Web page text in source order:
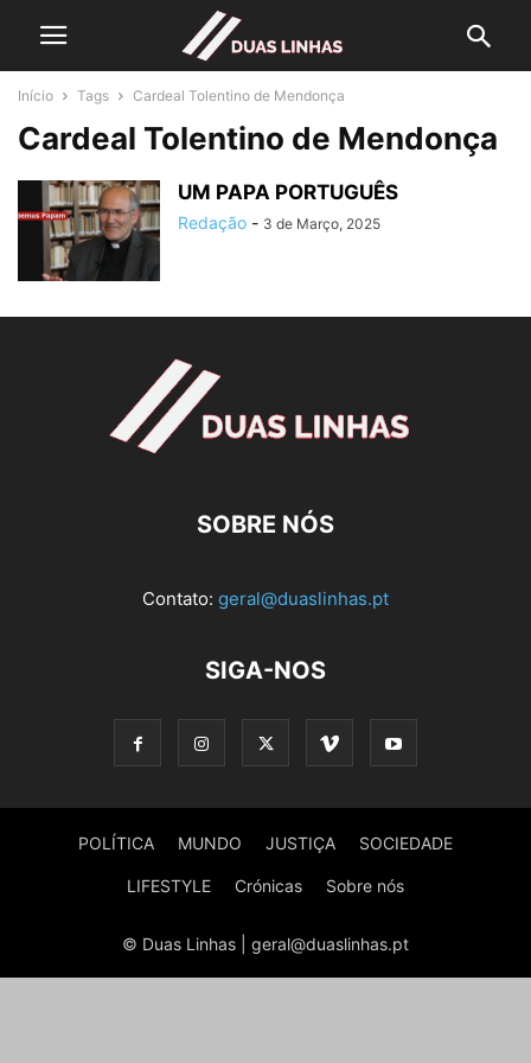
Início Tags Cardeal Tolentino de Mendonça
Cardeal Tolentino de Mendonça
UM PAPA PORTUGUÊS
Redação - 3 de Março, 2025
SOBRE NÓS
Contato: geral@duaslinhas.pt
SIGA-NOS
POLÍTICA MUNDO JUSTIÇA SOCIEDADE
LIFESTYLE Crónicas Sobre nós
© Duas Linhas | geral@duaslinhas.pt